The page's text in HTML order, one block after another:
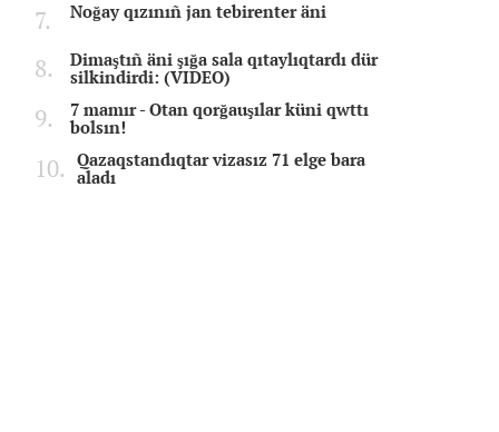
Noğay qızınıñ jan tebirenter äni
Dimaştıñ äni şığa sala qıtaylıqtardı dür
silkindirdi: (VIDEO)
7 mamır - Otan qorğauşılar küni qwttı
bolsın!
Qazaqstandıqtar vizasız 71 elge bara
aladı